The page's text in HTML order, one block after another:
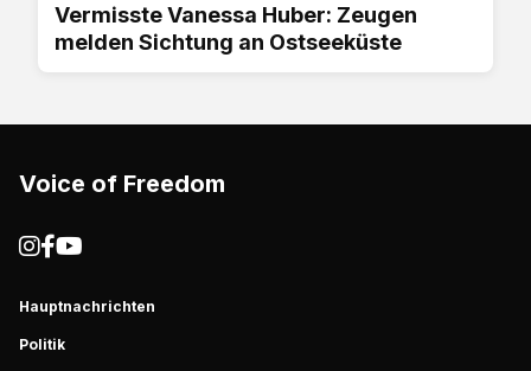
Vermisste Vanessa Huber: Zeugen
melden Sichtung an Ostseeküste
Voice of Freedom
Hauptnachrichten
Politik